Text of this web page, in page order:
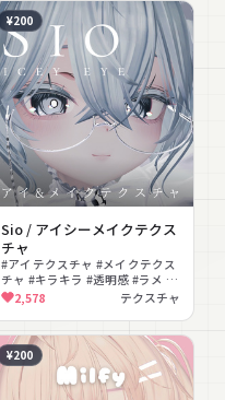
¥200
Sio / アイシーメイクテクス
チャ
#アイテクスチャ #メイクテクス
チャ #キラキラ #透明感 #ラメ #
マットキャップ #発光 #色変え #
改変 #撮影向け
2,578 テクスチャ
¥200